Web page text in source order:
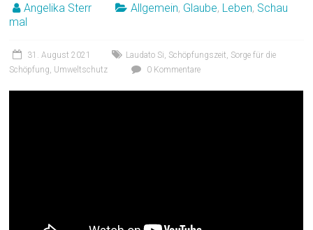
Angelika Sterr Allgemein, Glaube, Leben, Schau
mal
31. August 2021 Laudato Si Schöpfungszeit Sorge für die
Schöpfung Umweltschutz 0 Kommentare